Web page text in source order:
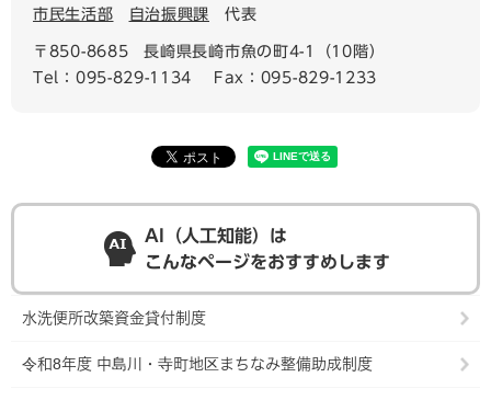
市民生活部 自治振興課 代表
〒850-8685
長崎県長崎市魚の町4-1（10階）
Tel：095-829-1134
Fax：095-829-1233
AI（人工知能）は
こんなページをおすすめします
水洗便所改築資金貸付制度
令和8年度 中島川・寺町地区まちなみ整備助成制度